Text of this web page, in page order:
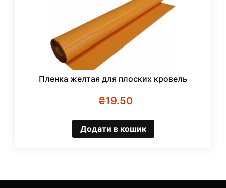
Пленка желтая для плоских кровель
₴19.50
Додати в кошик